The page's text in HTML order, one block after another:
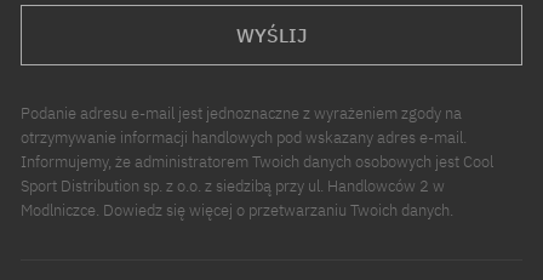
WYŚLIJ
Podanie adresu e-mail jest jednoznaczne z wyrażeniem zgody na
otrzymywanie informacji handlowych pod wskazany adres e-mail.
Informujemy, że administratorem Twoich danych osobowych jest Cool
Sport Distribution sp. z o.o. z siedzibą przy ul. Handlowców 2 w
Modlniczce. Dowiedz się więcej o przetwarzaniu Twoich danych.